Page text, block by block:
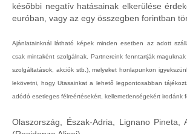
későbbi negatív hatásainak elkerülése
euróban, vagy az egy összegben forintban
Ajánlatainknál látható képek minden esetben az adott
csak mintaként szolgálnak. Partnereink fenntartják
szolgáltatások, akciók stb.), melyeket honlapunkon
lekövetni, hogy Utasainkat a lehető legpontosabban
adódó esetleges félreértésekért, kellemetlenségekért irodánk
Olaszország, Észak-Adria, Lignano Pineta,